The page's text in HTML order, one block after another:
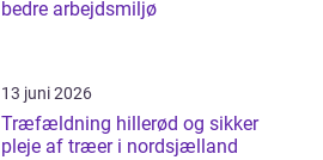
bedre arbejdsmiljø
13 juni 2026
Træfældning hillerød og sikker
pleje af træer i nordsjælland